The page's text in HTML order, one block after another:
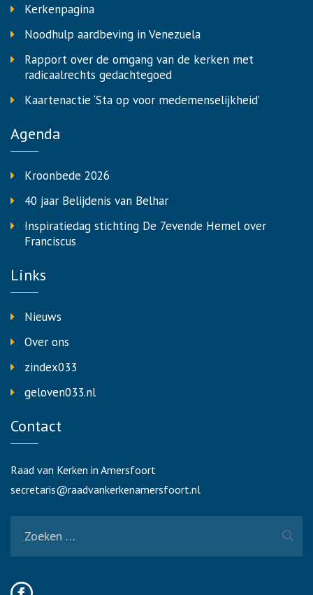
Kerkenpagina
Noodhulp aardbeving in Venezuela
Rapport over de omgang van de kerken met
radicaalrechts gedachtegoed
Kaartenactie ‘Sta op voor medemenselijkheid’
Agenda
Kroonbede 2026
40 jaar Belijdenis van Belhar
Inspiratiedag stichting De 7evende Hemel over
Franciscus
Links
Nieuws
Over ons
zindex033
geloven033.nl
Contact
Raad van Kerken in Amersfoort
secretaris@raadvankerkenamersfoort.nl